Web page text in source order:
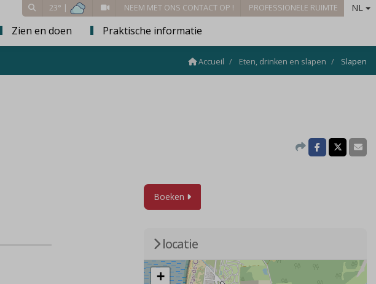
23° | NEEM MET ONS CONTACT OP ! PROFESSIONELE RUIMTE NL
Zien en doen Praktische informatie
Accueil Eten, drinken en slapen Slapen
Boeken
locatie
+